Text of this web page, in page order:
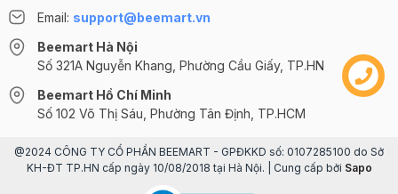
Email: support@beemart.vn
Beemart Hà Nội
Số 321A Nguyễn Khang, Phường Cầu Giấy, TP.HN
Beemart Hồ Chí Minh
Số 102 Võ Thị Sáu, Phường Tân Định, TP.HCM
@2024 CÔNG TY CỔ PHẦN BEEMART - GPĐKKD số: 0107285100 do Sở
KH-ĐT TP.HN cấp ngày 10/08/2018 tại Hà Nội. | Cung cấp bởi Sapo